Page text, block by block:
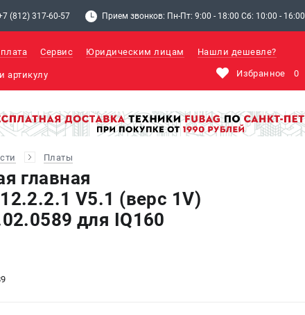
(812) 317-60-57 Прием звонков: Пн-Пт: 9:00 - 18:00 Сб: 10:00 - 16:00
Сервис Юридическим лицам Нашли дешевле?
Избранное 0
Платы
главная
V5.1 (верс 1V)
для IQ160